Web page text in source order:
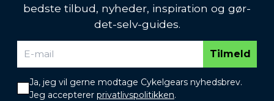
bedste tilbud, nyheder, inspiration og gør-
det-selv-guides.
Tilmeld
Ja, jeg vil gerne modtage Cykelgears nyhedsbrev.
Jeg accepterer privatlivspolitikken.